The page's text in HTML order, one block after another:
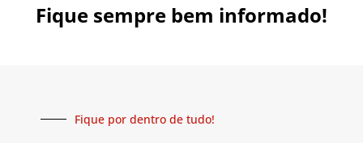
Fique sempre bem informado!
Fique por dentro de tudo!